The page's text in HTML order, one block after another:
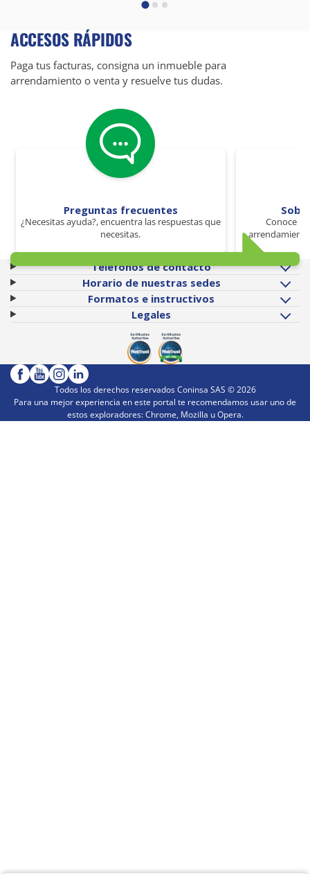
ACCESOS RÁPIDOS
Paga tus facturas, consigna un inmueble para
arrendamiento o venta y resuelve tus dudas.
Preguntas frecuentes
¿Necesitas ayuda?, encuentra las respuestas que
necesitas.
Conoce
Teléfonos de contacto
Horario de nuestras sedes
Formatos e instructivos
Legales
Todos los derechos reservados Coninsa SAS ©2026
Para una mejor experiencia en este portal te recomendamos usar uno de
estos exploradores: Chrome, Mozilla u Opera.